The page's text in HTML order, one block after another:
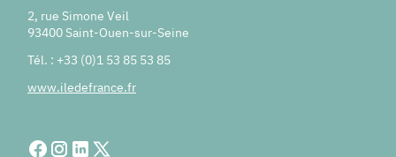
2, rue Simone Veil
93400 Saint-Ouen-sur-Seine
Tél. : +33 (0)1 53 85 53 85
www.iledefrance.fr